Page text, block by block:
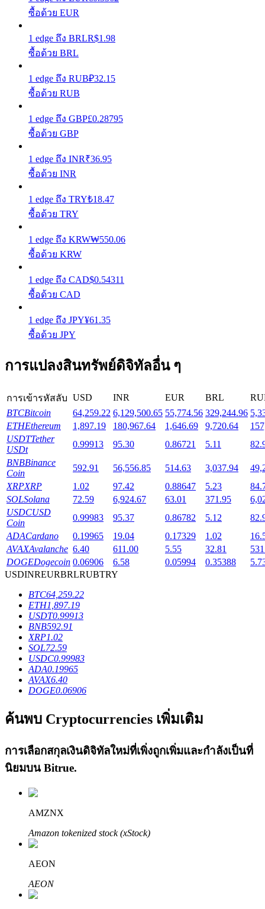
ผลตอบแทนสูงและเข้าถึงได้ทันที
Launchpool
การเซ้งแบบยืดหยุ่นเพื่อรับโทเคนยอดนิยม
การล็อค BTR
การลงทุนพิเศษสำหรับผู้ถือ BTR
เงินกู้
บริการยืมเงินที่ได้รับการสนับสนุนจาก Crypto
คว้าผลกำไรระยะยาวและผลประโยชน์ที่ยืดหยุ่น
เรียนรู้ Staking
ซื้อด้วย EUR
1 edge ถึง BRLR$1.98
ซื้อด้วย BRL
1 edge ถึง RUB₽32.15
ซื้อด้วย RUB
1 edge ถึง GBP£0.28795
ซื้อด้วย GBP
1 edge ถึง INR₹36.95
ซื้อด้วย INR
1 edge ถึง TRY₺18.47
ซื้อด้วย TRY
1 edge ถึง KRW₩550.06
ซื้อด้วย KRW
1 edge ถึง CAD$0.54311
ซื้อด้วย CAD
1 edge ถึง JPY¥61.35
ซื้อด้วย JPY
การแปลงสินทรัพย์ดิจิทัลอื่น ๆ
การเข้ารหัสลับ USD INR EUR BRL
BTCBitcoin 64,259.22 6,129,500.65 55,774.56 329,244.96
ETHEthereum 1,897.19 180,967.64 1,646.69 9,720.64
USDTTether
USDt
0.99913 95.30 0.86721 5.11
BNBBinance
Coin
592.91 56,556.85 514.63 3,037.94
XRPXRP 1.02 97.42 0.88647 5.23
SOLSolana 72.59 6,924.67 63.01 371.95
USDCUSD
Coin
0.99983 95.37 0.86782 5.12
ADACardano 0.19965 19.04 0.17329 1.02
AVAXAvalanche 6.40 611.00 5.55 32.81
DOGEDogecoin 0.06906 6.58 0.05994 0.35388
USDINREURBRLRUBTRY
BTC64,259.22
ETH1,897.19
USDT0.99913
BNB592.91
XRP1.02
SOL72.59
USDC0.99983
ADA0.19965
AVAX6.40
DOGE0.06906
ค้นพบ Cryptocurrencies เพิ่มเติม
การเลือกสกุลเงินดิจิทัลใหม่ที่เพิ่งถูกเพิ่มและกำลังเป็นที่
นิยมบน Bitrue.
AMZNX
Amazon tokenized stock (xStock)
AEON
AEON